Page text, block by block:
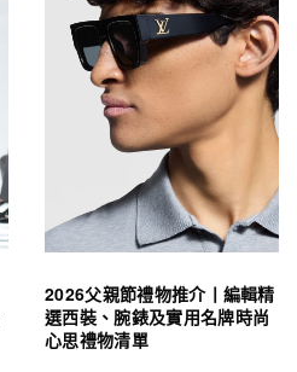
2026父親節禮物推介丨編輯精
選西裝、腕錶及實用名牌時尚
心思禮物清單